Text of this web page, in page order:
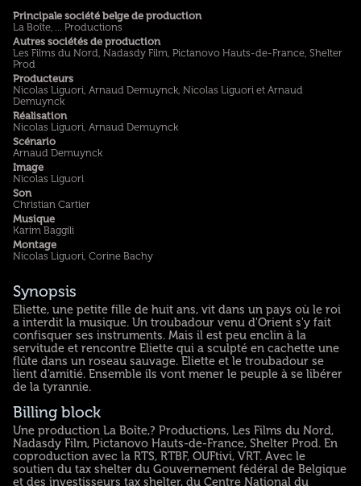
Principale société belge de production
La Boîte, ... Productions
Autres sociétés de production
Les Films du Nord, Nadasdy Film, Pictanovo Hauts-de-France, Shelter
Prod
Producteurs
Nicolas Liguori, Arnaud Demuynck, Nicolas Liguori et Arnaud
Demuynck
Réalisation
Nicolas Liguori, Arnaud Demuynck
Scénario
Arnaud Demuynck
Image
Nicolas Liguori
Son
Christian Cartier
Musique
Karim Baggili
Montage
Nicolas Liguori, Corine Bachy
Synopsis
Eliette, une petite fille de huit ans, vit dans un pays où le roi
a interdit la musique. Un troubadour venu d'Orient s'y fait
confisquer ses instruments. Mais il est peu enclin à la
servitude et rencontre Eliette qui a sculpté en cachette une
flûte dans un roseau sauvage. Eliette et le troubadour se
lient d'amitié. Ensemble ils vont mener le peuple à se libérer
de la tyrannie.
Billing block
Une production La Boîte,? Productions, Les Films du Nord,
Nadasdy Film, Pictanovo Hauts-de-France, Shelter Prod. En
coproduction avec la RTS, RTBF, OUFtivi, VRT. Avec le
soutien du tax shelter du Gouvernement fédéral de Belgique
et des investisseurs tax shelter, du Centre National du